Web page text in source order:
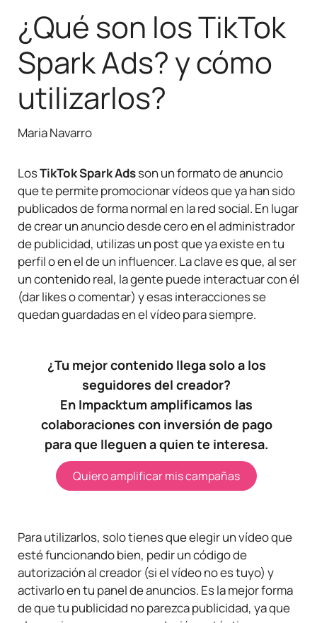
¿Qué son los TikTok
Spark Ads? y cómo
utilizarlos?
Maria Navarro
LosTikTok Spark Adsson un formato de anuncio
que te permite promocionar vídeos que ya han sido
publicados de forma normal en la red social. En lugar
de crear un anuncio desde cero en el administrador
de publicidad, utilizas un post que ya existe en tu
perfil o en el de un influencer. La clave es que, al ser
un contenido real, la gente puede interactuar con él
(dar likes o comentar) y esas interacciones se
quedan guardadas en el vídeo para siempre.
¿Tu mejor contenido llega solo a los
seguidores del creador?
En Impacktum amplificamos las
colaboraciones con inversión de pago
para que lleguen a quien te interesa.
Quiero amplificar mis campañas
Para utilizarlos, solo tienes que elegir un vídeo que
esté funcionando bien, pedir un código de
autorización al creador (si el vídeo no es tuyo) y
activarlo en tu panel de anuncios. Es la mejor forma
de que tu publicidad no parezca publicidad, ya que